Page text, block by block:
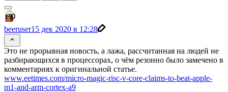
beeruser15 дек 2020 в 12:28
Это не прорывная новость, а лажа, рассчитанная на людей не
разбирающихся в процессорах, о чём резонно было замечено в
комментариях к оригинальной статье.
www.eetimes.com/micro-magic-risc-v-core-claims-to-beat-apple-
m1-and-arm-cortex-a9